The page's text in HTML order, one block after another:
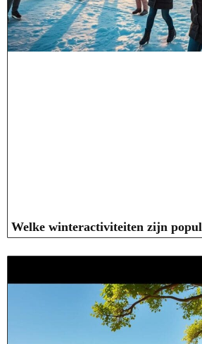
Welke winteractiviteiten zijn